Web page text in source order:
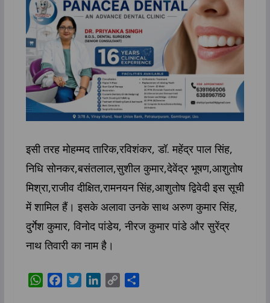
इसी तरह मोहम्मद तारिक,रविशंकर, डॉ. महेंद्र पाल सिंह,
निधि सोनकर,बसंतलाल,सुशील कुमार,देवेंद्र भूषण,आशुतोष
मिश्रा,राजीव दीक्षित,रामनयन सिंह,आशुतोष द्विवेदी इस सूची
में शामिल हैं। इसके अलावा उनके साथ अरुण कुमार सिंह,
दुर्गेश कुमार, विनोद पांडेय, नीरज कुमार पांडे और सुरेंद्र
नाथ तिवारी का नाम है।
W